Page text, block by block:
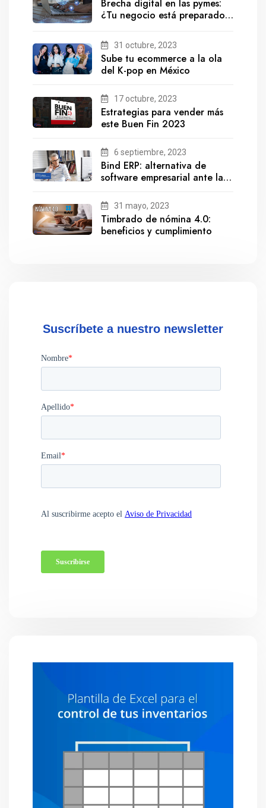
Brecha digital en las pymes:
¿Tu negocio está preparado
31 octubre, 2023
Sube tu ecommerce a la ola
del K-pop en México
17 octubre, 2023
Estrategias para vender más
este Buen Fin 2023
6 septiembre, 2023
Bind ERP: alternativa de
software empresarial ante la
31 mayo, 2023
Timbrado de nómina 4.0:
beneficios y cumplimiento
Suscríbete a nuestro newsletter